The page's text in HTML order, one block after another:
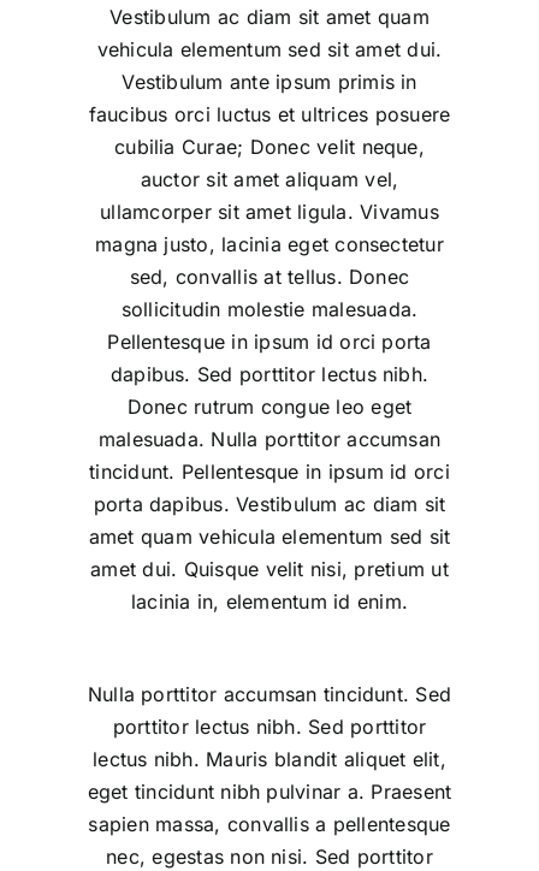
Vestibulum ac diam sit amet quam
vehicula elementum sed sit amet dui.
Vestibulum ante ipsum primis in
faucibus orci luctus et ultrices posuere
cubilia Curae; Donec velit neque,
auctor sit amet aliquam vel,
ullamcorper sit amet ligula. Vivamus
magna justo, lacinia eget consectetur
sed, convallis at tellus. Donec
sollicitudin molestie malesuada.
Pellentesque in ipsum id orci porta
dapibus. Sed porttitor lectus nibh.
Donec rutrum congue leo eget
malesuada. Nulla porttitor accumsan
tincidunt. Pellentesque in ipsum id orci
porta dapibus. Vestibulum ac diam sit
amet quam vehicula elementum sed sit
amet dui. Quisque velit nisi, pretium ut
lacinia in, elementum id enim.
Nulla porttitor accumsan tincidunt. Sed
porttitor lectus nibh. Sed porttitor
lectus nibh. Mauris blandit aliquet elit,
eget tincidunt nibh pulvinar a. Praesent
sapien massa, convallis a pellentesque
nec, egestas non nisi. Sed porttitor